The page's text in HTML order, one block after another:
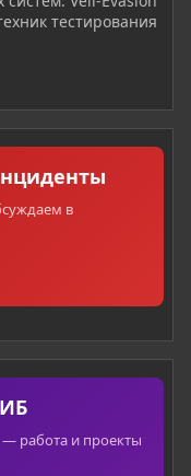
тестирования
в
— работа и проекты